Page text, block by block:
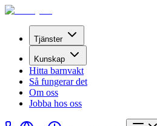
Tjänster
Kunskap
Hitta barnvakt
Så fungerar det
Om oss
Jobba hos oss